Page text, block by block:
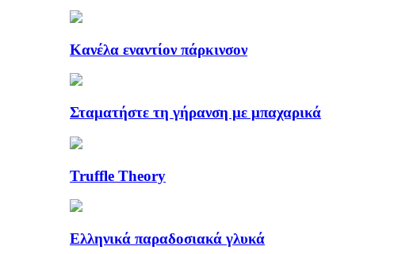
Κανέλα εναντίον πάρκινσον
Σταματήστε τη γήρανση με μπαχαρικά
Truffle Theory
Ελληνικά παραδοσιακά γλυκά